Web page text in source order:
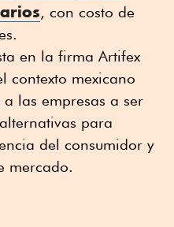
, con costo de
en la firma Artifex
contexto mexicano
las empresas a ser
para
del consumidor y
mercado.